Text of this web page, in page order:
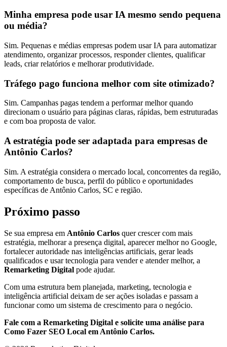
Minha empresa pode usar IA mesmo sendo pequena
ou média?
Sim. Pequenas e médias empresas podem usar IA para automatizar
atendimento, organizar processos, responder clientes, qualificar
leads, criar relatórios e melhorar produtividade.
Tráfego pago funciona melhor com site otimizado?
Sim. Campanhas pagas tendem a performar melhor quando
direcionam o usuário para páginas claras, rápidas, bem estruturadas
e com boa proposta de valor.
A estratégia pode ser adaptada para empresas de
Antônio Carlos?
Sim. A estratégia considera o mercado local, concorrentes da região,
comportamento de busca, perfil do público e oportunidades
específicas de Antônio Carlos, SC e região.
Próximo passo
Se sua empresa em Antônio Carlos quer crescer com mais
estratégia, melhorar a presença digital, aparecer melhor no Google,
fortalecer autoridade nas inteligências artificiais, gerar leads
qualificados e usar tecnologia para vender e atender melhor, a
Remarketing Digital pode ajudar.
Com uma estrutura bem planejada, marketing, tecnologia e
inteligência artificial deixam de ser ações isoladas e passam a
funcionar como um sistema de crescimento para o negócio.
Fale com a Remarketing Digital e solicite uma análise para
Como Fazer SEO Local em Antônio Carlos.